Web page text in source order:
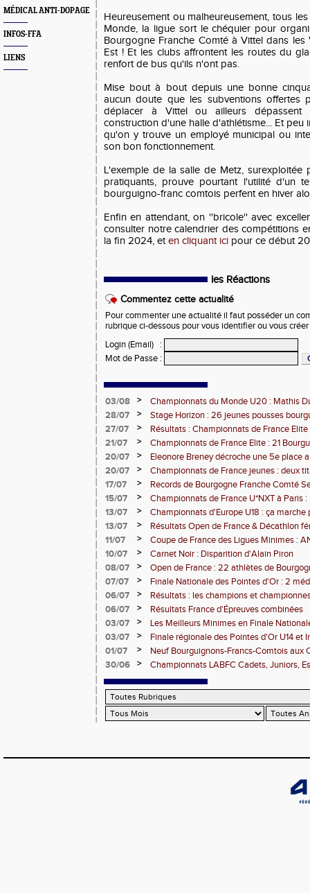
MÉDICAL ANTI-DOPAGE
INFOS-FFA
LIENS
Heureusement ou malheureusement, tous
Monde, la ligue sort le chéquier pour
Bourgogne Franche Comté à Vittel dans
Est ! Et les clubs affrontent les routes du
renfort de bus qu'ils n'ont pas.
Mise bout à bout depuis une bonne
aucun doute que les subventions offertes
déplacer à Vittel ou ailleurs dépassent
construction d'une halle d'athlétisme... Et peu
qu'on y trouve un employé municipal ou
son bon fonctionnement.
L'exemple de la salle de Metz, surexploitée
pratiquants, prouve pourtant l'utilité d'un
bourguigno-franc comtois perfent en hiver
Enfin en attendant, on ''bricole'' avec
consulter notre calendrier des compétitions
la fin 2024, eten cliquant ici pour ce début
les Réactions
Commentez cette actualité
Pour commenter une actualité il faut posséder un
rubrique ci-dessous pour vous identifier ou vous
Login (Email)
:
Mot de Passe :
03/08 >
Championnats du Monde U20 : Mathis
3000m steeple
28/07 >
Stage Horizon : 26 jeunes pousses
comtoises retenues
27/07 >
Résultats : Championnats de France
21/07
>
Championnats de France Elite : 21
l'assaut d'Albi
20/07 >
Eleonore Breney décroche une 5e place
d'Europe U18
20/07 >
Championnats de France jeunes : deux
de médailles pour la BFC
17/07 >
Records de Bourgogne Franche Comté
15/07
>
Championnats de France U*NXT à Paris
Comté en force
13/07 >
Championnats d'Europe U18 : ça marche
13/07
>
Résultats Open de France & Décathlon
Bourguignons-Francs-Comtois sur le
11/07 >
Coupe de France des Ligues Minimes :
10/07
>
Carnet Noir : Disparition d'Alain Piron
08/07
>
Open de France : 22 athlètes de
clubs) engagés
07/07 >
Finale Nationale des Pointes d'Or : 2
DUC
06/07 >
Résultats : les champions et
Dijon
06/07 >
Résultats France d'Épreuves combinées
03/07
>
Les Meilleurs Minimes en Finale
03/07
>
Finale régionale des Pointes d'Or U14 et
01/07
>
Neuf Bourguignons-Francs-Comtois aux
d'épreuves combinées
30/06 >
Championnats LABFC Cadets, Juniors,